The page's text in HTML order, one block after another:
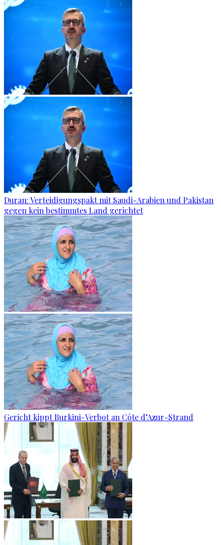
Duran: Verteidigungspakt mit Saudi-Arabien und Pakistan
gegen kein bestimmtes Land gerichtet
Gericht kippt Burkini-Verbot an Côte d’Azur-Strand